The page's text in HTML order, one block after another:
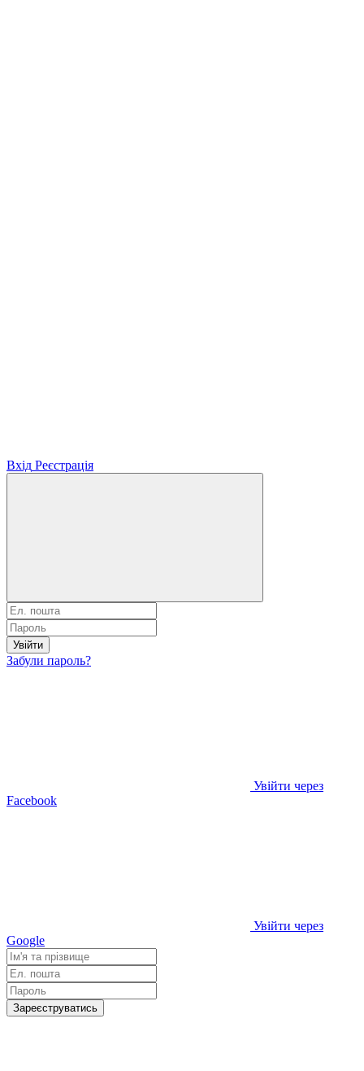
Вхід Реєстрація
Увійти
Забули пароль?
Увійти через
Facebook
Увійти через
Google
Зареєструватись